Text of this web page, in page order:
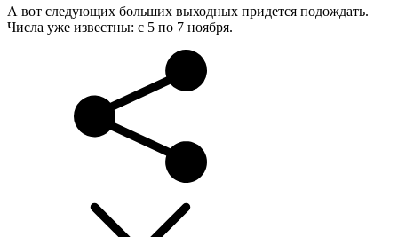
А вот следующих больших выходных придется подождать.
Числа уже известны: с 5 по 7 ноября.